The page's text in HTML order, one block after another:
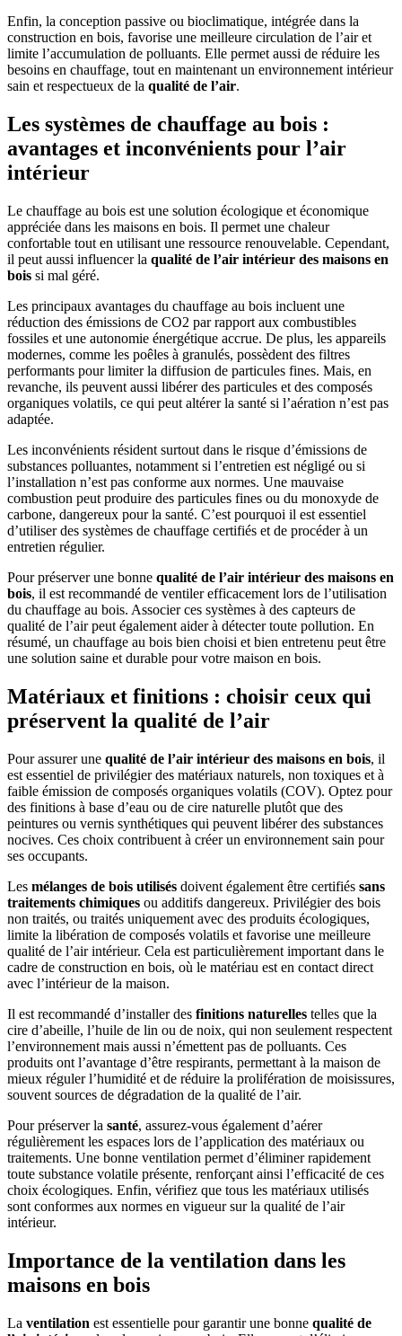
Enfin, la conception passive ou bioclimatique, intégrée dans la
construction en bois, favorise une meilleure circulation de l’air et
limite l’accumulation de polluants. Elle permet aussi de réduire les
besoins en chauffage, tout en maintenant un environnement intérieur
sain et respectueux de la qualité de l’air.
Les systèmes de chauffage au bois :
avantages et inconvénients pour l’air
intérieur
Le chauffage au bois est une solution écologique et économique
appréciée dans les maisons en bois. Il permet une chaleur
confortable tout en utilisant une ressource renouvelable. Cependant,
il peut aussi influencer la qualité de l’air intérieur des maisons en
bois si mal géré.
Les principaux avantages du chauffage au bois incluent une
réduction des émissions de CO2 par rapport aux combustibles
fossiles et une autonomie énergétique accrue. De plus, les appareils
modernes, comme les poêles à granulés, possèdent des filtres
performants pour limiter la diffusion de particules fines. Mais, en
revanche, ils peuvent aussi libérer des particules et des composés
organiques volatils, ce qui peut altérer la santé si l’aération n’est pas
adaptée.
Les inconvénients résident surtout dans le risque d’émissions de
substances polluantes, notamment si l’entretien est négligé ou si
l’installation n’est pas conforme aux normes. Une mauvaise
combustion peut produire des particules fines ou du monoxyde de
carbone, dangereux pour la santé. C’est pourquoi il est essentiel
d’utiliser des systèmes de chauffage certifiés et de procéder à un
entretien régulier.
Pour préserver une bonne qualité de l’air intérieur des maisons en
bois, il est recommandé de ventiler efficacement lors de l’utilisation
du chauffage au bois. Associer ces systèmes à des capteurs de
qualité de l’air peut également aider à détecter toute pollution. En
résumé, un chauffage au bois bien choisi et bien entretenu peut être
une solution saine et durable pour votre maison en bois.
Matériaux et finitions : choisir ceux qui
préservent la qualité de l’air
Pour assurer une qualité de l’air intérieur des maisons en bois, il
est essentiel de privilégier des matériaux naturels, non toxiques et à
faible émission de composés organiques volatils (COV). Optez pour
des finitions à base d’eau ou de cire naturelle plutôt que des
peintures ou vernis synthétiques qui peuvent libérer des substances
nocives. Ces choix contribuent à créer un environnement sain pour
ses occupants.
Les mélanges de bois utilisés doivent également être certifiés sans
traitements chimiques ou additifs dangereux. Privilégier des bois
non traités, ou traités uniquement avec des produits écologiques,
limite la libération de composés volatils et favorise une meilleure
qualité de l’air intérieur. Cela est particulièrement important dans le
cadre de construction en bois, où le matériau est en contact direct
avec l’intérieur de la maison.
Il est recommandé d’installer des finitions naturelles telles que la
cire d’abeille, l’huile de lin ou de noix, qui non seulement respectent
l’environnement mais aussi n’émettent pas de polluants. Ces
produits ont l’avantage d’être respirants, permettant à la maison de
mieux réguler l’humidité et de réduire la prolifération de moisissures,
souvent sources de dégradation de la qualité de l’air.
Pour préserver la santé, assurez-vous également d’aérer
régulièrement les espaces lors de l’application des matériaux ou
traitements. Une bonne ventilation permet d’éliminer rapidement
toute substance volatile présente, renforçant ainsi l’efficacité de ces
choix écologiques. Enfin, vérifiez que tous les matériaux utilisés
sont conformes aux normes en vigueur sur la qualité de l’air
intérieur.
Importance de la ventilation dans les
maisons en bois
La ventilation est essentielle pour garantir une bonne qualité de